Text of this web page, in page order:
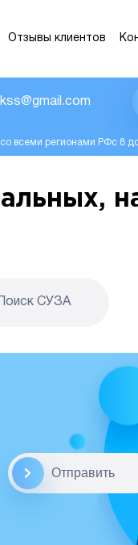
Отзывы клиентов
всеми регионами РФс 8
CУЗА
Отправить